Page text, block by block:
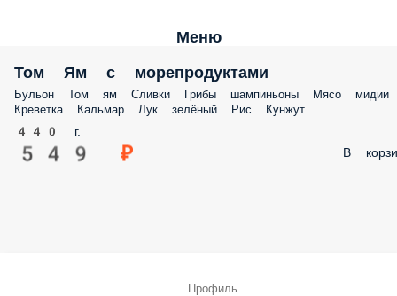
Меню
Том Ям с морепродуктами
Бульон Том ям Сливки Грибы шампиньоны Мясо мидии
Креветка Кальмар Лук зелёный Рис Кунжут
440 г.
549 ₽ В
Профиль